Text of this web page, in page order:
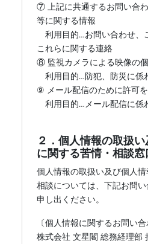
⑦ 上記に共通するお問い合
等に関する情報
利用目的…お問い合わせ、
これらに関する連絡
⑧ 監視カメラによる映像の
利用目的…防犯、防災に係
⑨ メール配信のために許可
利用目的…メール配信に係
２．個人情報の取扱
に関する苦情・相談
個人情報の取扱い及び個人
相談については、下記お問
申し出ください。
〔個人情報に関するお問い合
株式会社 文星閣 総務経理部